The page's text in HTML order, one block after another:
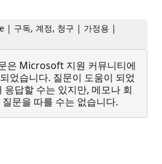
| 구독, 계정, 청구 | 가정용 |
은 Microsoft 지원 커뮤니티에
었습니다. 질문이 도움이 되었
응답할 수는 있지만, 메모나 회
문을 따를 수는 없습니다.